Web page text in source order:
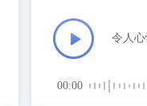
令人
00:00